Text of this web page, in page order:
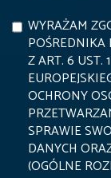
WYRAŻAM
Z ART. 6 UST.
OCHRONY
SPRAWIE
DANYCH
(OGÓLNE